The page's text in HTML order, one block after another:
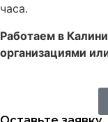
часа.
Работаем в
организациями